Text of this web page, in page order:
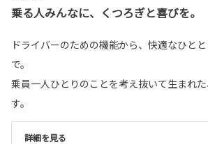
乗る人みんなに、くつろぎと喜びを。
ドライバーのための機能から、快適なひと
で。
乗員一人ひとりのことを考え抜いて生まれ
す。
詳細を見る